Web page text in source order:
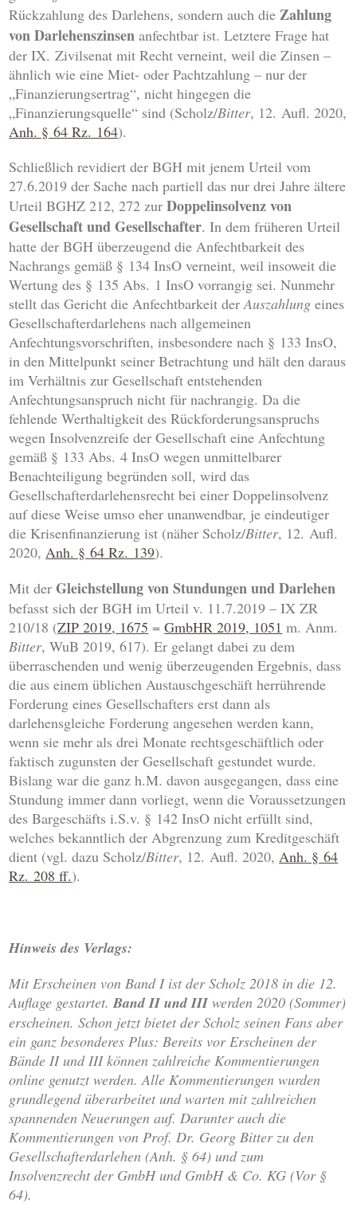
Rückzahlung des Darlehens, sondern auch die Zahlung
vonDarlehenszinsen anfechtbar ist. Letztere Frage hat
der IX. Zivilsenat mit Recht verneint, weil die Zinsen –
ähnlich wie eine Miet- oder Pachtzahlung – nur der
„Finanzierungsertrag“, nicht hingegen die
„Finanzierungsquelle“ sind (Scholz/Bitter, 12. Aufl. 2020,
Anh. § 64 Rz. 164).
Schließlich revidiert der BGH mit jenem Urteil vom
27.6.2019 der Sache nach partiell das nur drei Jahre ältere
Urteil BGHZ 212, 272 zurDoppelinsolvenz von
Gesellschaft und Gesellschafter. In dem früheren Urteil
hatte der BGH überzeugend die Anfechtbarkeit des
Nachrangs gemäß § 134 InsO verneint, weil insoweit die
Wertung des § 135 Abs. 1 InsO vorrangig sei. Nunmehr
stellt das Gericht die Anfechtbarkeit derAuszahlung eines
Gesellschafterdarlehens nach allgemeinen
Anfechtungsvorschriften, insbesondere nach § 133 InsO,
in den Mittelpunkt seiner Betrachtung und hält den daraus
im Verhältnis zur Gesellschaft entstehenden
Anfechtungsanspruch nicht für nachrangig. Da die
fehlende Werthaltigkeit des Rückforderungsanspruchs
wegen Insolvenzreife der Gesellschaft eine Anfechtung
gemäß § 133 Abs. 4 InsO wegen unmittelbarer
Benachteiligung begründen soll, wird das
Gesellschafterdarlehensrecht bei einer Doppelinsolvenz
auf diese Weise umso eher unanwendbar, je eindeutiger
die Krisenfinanzierung ist (näher Scholz/Bitter, 12. Aufl.
2020, Anh. § 64 Rz. 139).
Mit derGleichstellung von Stundungen und Darlehen
befasst sich der BGH im Urteil v. 11.7.2019 – IX ZR
210/18 (ZIP 2019, 1675 =GmbHR 2019, 1051 m. Anm.
Bitter, WuB 2019, 617). Er gelangt dabei zu dem
überraschenden und wenig überzeugenden Ergebnis, dass
die aus einem üblichen Austauschgeschäft herrührende
Forderung eines Gesellschafters erst dann als
darlehensgleiche Forderung angesehen werden kann,
wenn sie mehr als drei Monate rechtsgeschäftlich oder
faktisch zugunsten der Gesellschaft gestundet wurde.
Bislang war die ganz h.M. davon ausgegangen, dass eine
Stundung immer dann vorliegt, wenn die Voraussetzungen
des Bargeschäfts i.S.v. § 142 InsO nicht erfüllt sind,
welches bekanntlich der Abgrenzung zum Kreditgeschäft
dient (vgl. dazu Scholz/Bitter, 12. Aufl. 2020, Anh. § 64
Rz. 208 ff.).
Hinweis des Verlags:
Mit Erscheinen von Band I ist der Scholz 2018 in die 12.
Auflage gestartet. Band II und IIIwerden 2020 (Sommer)
erscheinen. Schon jetzt bietet der Scholz seinen Fans aber
ein ganz besonderes Plus: Bereits vor Erscheinen der
Bände II und III können zahlreiche Kommentierungen
online genutzt werden. Alle Kommentierungen wurden
grundlegend überarbeitet und warten mit zahlreichen
spannenden Neuerungen auf. Darunter auch die
Kommentierungen von Prof. Dr. Georg Bitter zu den
Gesellschafterdarlehen (Anh. § 64) und zum
Insolvenzrecht der GmbH und GmbH & Co. KG (Vor §
64).